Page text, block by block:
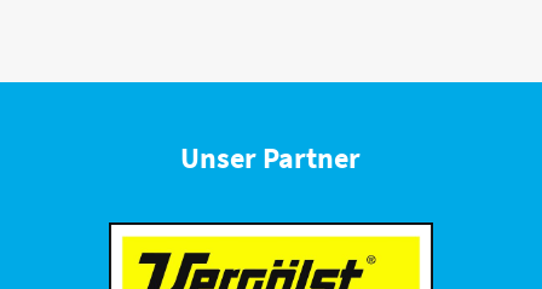
Unser Partner